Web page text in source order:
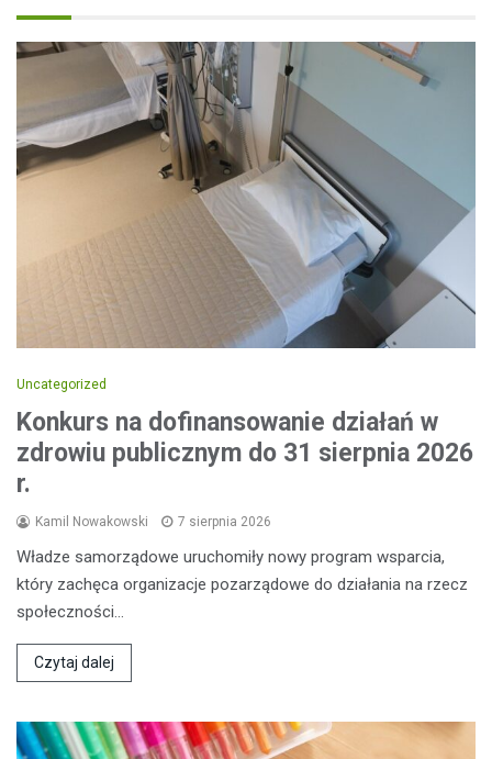
Uncategorized
Konkurs na dofinansowanie działań w
zdrowiu publicznym do 31 sierpnia 2026
r.
Kamil Nowakowski 7 sierpnia 2026
Władze samorządowe uruchomiły nowy program wsparcia,
który zachęca organizacje pozarządowe do działania na rzecz
społeczności…
Czytaj dalej